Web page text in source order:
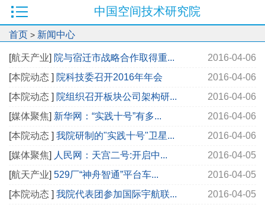
中国空间技术研究院
首页 > 新闻中心
[航天产业] 2016-04-06
院与宿迁市战略合作取得重...
[本院动态 ] 2016-04-06
院科技委召开2016年年会
[本院动态 ] 2016-04-06
院组织召开板块公司架构研...
[媒体聚焦] 2016-04-06
新华网：“实践十号”有多...
[本院动态 ] 2016-04-06
我院研制的"实践十号"卫星...
[媒体聚焦] 2016-04-05
人民网：天宫二号:开启中...
[航天产业] 2016-04-05
529厂“神舟智通”平台车...
[本院动态 ] 2016-04-05
我院代表团参加国际宇航联...